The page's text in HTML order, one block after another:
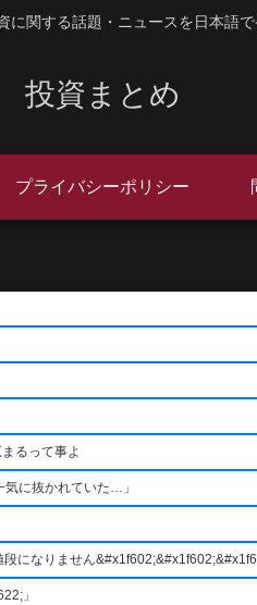
に関する話題・ニュースを日本語
投資まとめ
プライバシーポリシー
るって事よ
に抜かれていた…」
になりません
」